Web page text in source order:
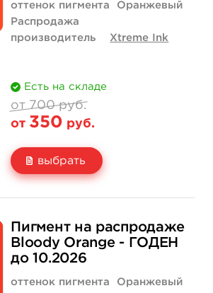
оттенок пигмента
Оранжевый
Распродажа
производитель
Xtreme Ink
Есть на складе
от 700 руб.
от 350 руб.
выбрать
700 руб.
350 руб.
купить
1 200 руб.
600 руб.
Пигмент на распродаже
Bloody Orange - ГОДЕН
до 10.2026
оттенок пигмента
Оранжевый